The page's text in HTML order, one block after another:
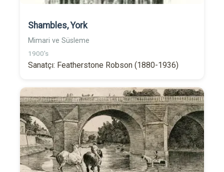
Shambles, York
Mimari ve Süsleme
1900's
Sanatçı: Featherstone Robson (1880-1936)